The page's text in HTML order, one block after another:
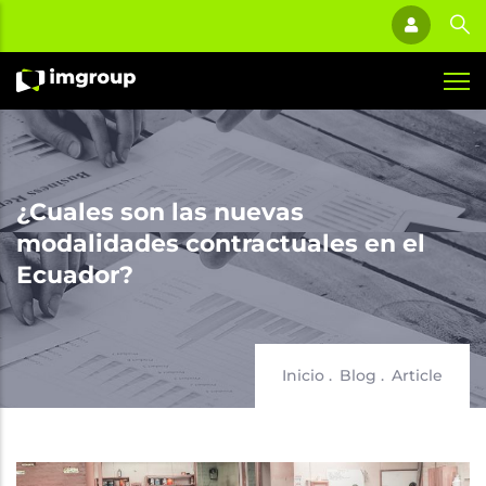
al
contenido
principal
¿Cuales son las nuevas
modalidades contractuales en el
Ecuador?
Sobrescribir
de
Inicio . Blog . Article
Imagen